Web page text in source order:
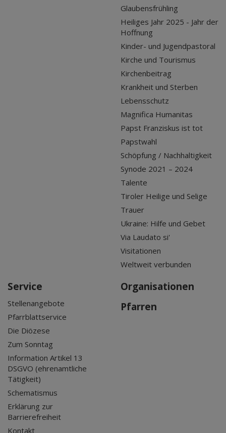
Glaubensfrühling
Heiliges Jahr 2025 - Jahr der
Hoffnung
Kinder- und Jugendpastoral
Kirche und Tourismus
Kirchenbeitrag
Krankheit und Sterben
Lebensschutz
Magnifica Humanitas
Papst Franziskus ist tot
Papstwahl
Schöpfung / Nachhaltigkeit
Synode 2021 – 2024
Talente
Tiroler Heilige und Selige
Trauer
Ukraine: Hilfe und Gebet
Via Laudato si'
Visitationen
Weltweit verbunden
Service
Stellenangebote
Pfarrblattservice
Die Diözese
Zum Sonntag
Information Artikel 13
DSGVO (ehrenamtliche
Tätigkeit)
Schematismus
Erklärung zur
Barrierefreiheit
Kontakt
Organisationen
Pfarren